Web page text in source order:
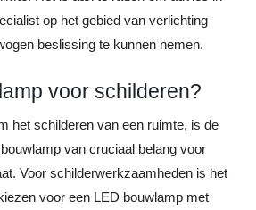
op het gebied van verlichting
beslissing te kunnen nemen.
voor schilderen?
het schilderen van een ruimte, is de
van cruciaal belang voor
Voor schilderwerkzaamheden is het
voor een LED bouwlamp met